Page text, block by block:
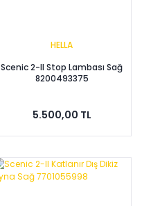
HELLA
Scenic 2-II Stop Lambası Sağ
8200493375
5.500,00 TL